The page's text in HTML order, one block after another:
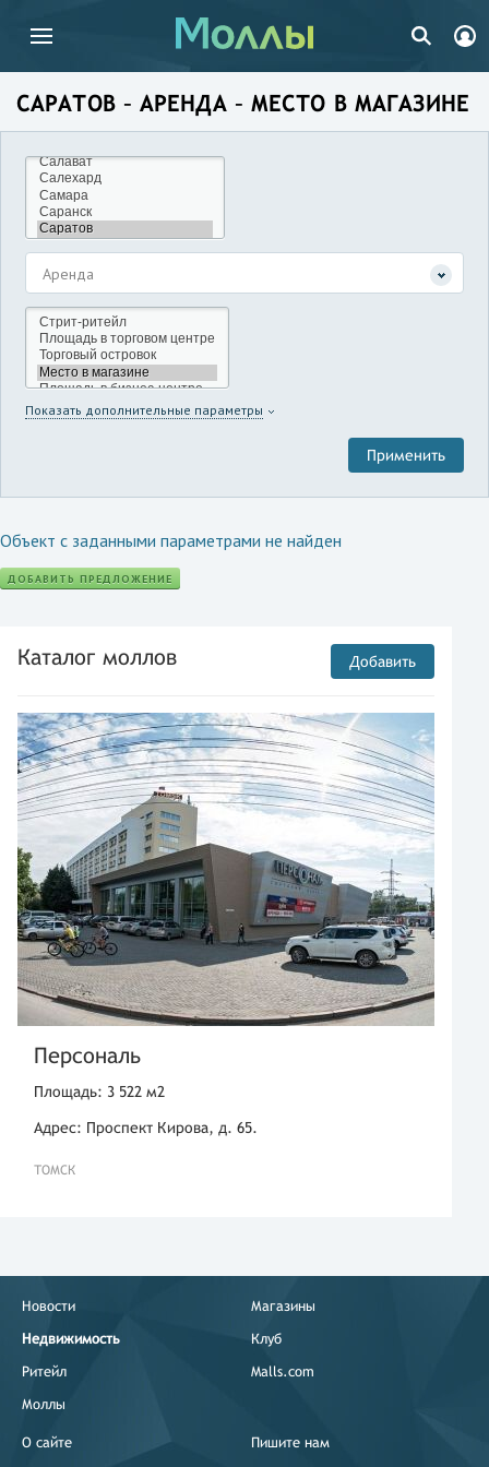
САРАТОВ – АРЕНДА – МЕСТО В МАГАЗИНЕ
Аренда
Показать дополнительные параметры
Объект с заданными параметрами не найден
ДОБАВИТЬ ПРЕДЛОЖЕНИЕ
Каталог моллов Добавить
Персональ
Площадь: 3 522 м2
Адрес: Проспект Кирова, д. 65.
ТОМСК
Новости
Недвижимость
Ритейл
Моллы
Магазины
Клуб
Malls.com
О сайте Пишите нам